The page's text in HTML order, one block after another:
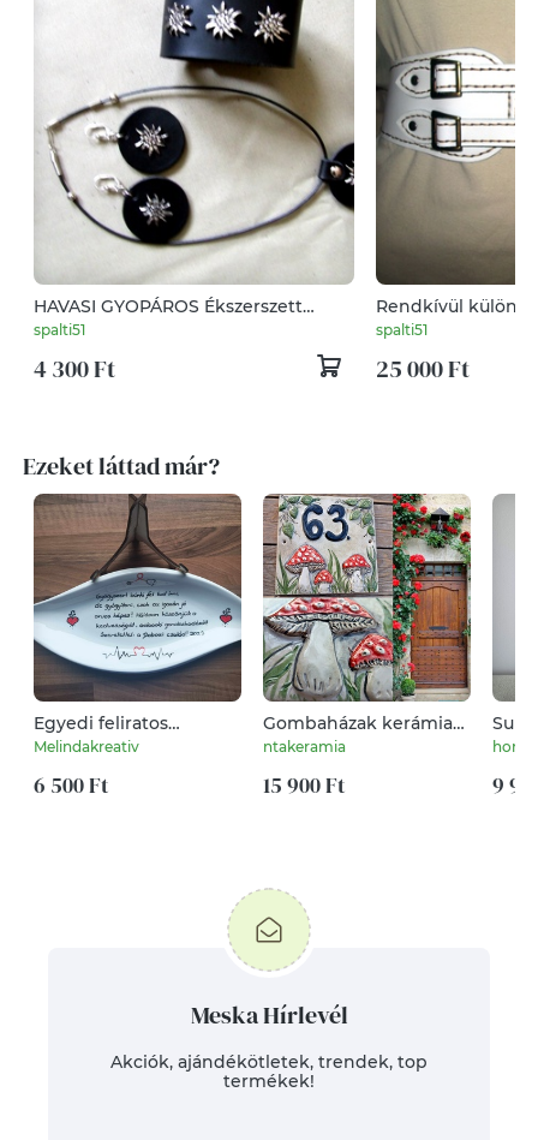
HAVASI GYOPÁROS Ékszerszett
bőrből
spalti51
4 300 Ft
Rendkívül
spalti51
25 000 Ft
Ezeket láttad már?
Egyedi feliratos
köszönő ajándék
Melindakreativ
6 500 Ft
Gombaházak kerámia
házszámtábla
ntakeramia
15 900 Ft 9
Meska Hírlevél
Akciók, ajándékötletek, trendek, top
termékek!